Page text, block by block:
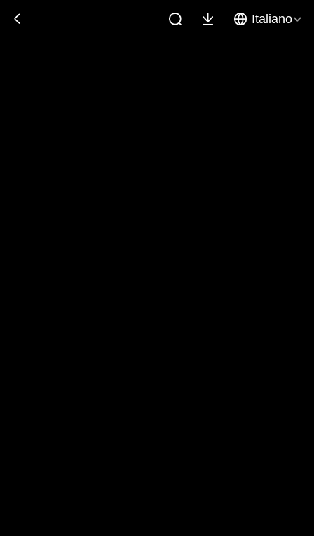
Italiano